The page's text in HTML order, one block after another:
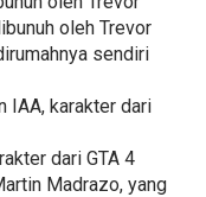
oleh Trevor
sendiri
IAA, karakter dari
dari GTA 4
Madrazo, yang